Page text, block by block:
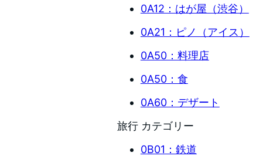
0A12：はが屋（渋谷）
0A21：ピノ（アイス）
0A50：料理店
0A50：食
0A60：デザート
旅行 カテゴリー
0B01：鉄道